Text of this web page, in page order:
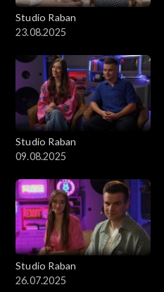
Studio Raban
23.08.2025
Studio Raban
09.08.2025
Studio Raban
26.07.2025